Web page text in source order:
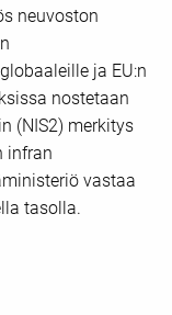
neuvoston
ja EU:n
nostetaan
(NIS2) merkitys
infran
vastaa
tasolla.